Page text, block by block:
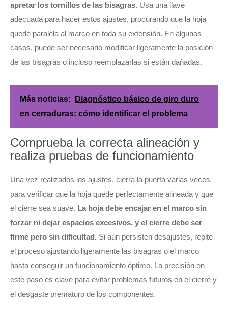
apretar los tornillos de las bisagras. Usa una llave
adecuada para hacer estos ajustes, procurando que la hoja
quede paralela al marco en toda su extensión. En algunos
casos, puede ser necesario modificar ligeramente la posición
de las bisagras o incluso reemplazarlas si están dañadas.
Más noticias:
Diagnóstico básico de giro duro
en cerraduras: cómo identificar el problema
Comprueba la correcta alineación y
realiza pruebas de funcionamiento
Una vez realizados los ajustes, cierra la puerta varias veces
para verificar que la hoja quede perfectamente alineada y que
el cierre sea suave. La hoja debe encajar en el marco sin
forzar ni dejar espacios excesivos, y el cierre debe ser
firme pero sin dificultad. Si aún persisten desajustes, repite
el proceso ajustando ligeramente las bisagras o el marco
hasta conseguir un funcionamiento óptimo. La precisión en
este paso es clave para evitar problemas futuros en el cierre y
el desgaste prematuro de los componentes.